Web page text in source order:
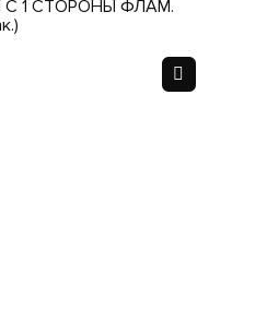
1 СТОРОНЫ ФЛАМ.